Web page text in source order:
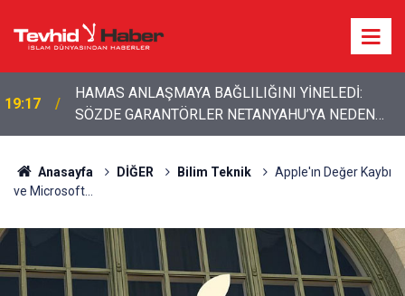
16:49
SÖZDE GARANTÖRLER NE İŞE YARIYOR?
NETANYAHU ATEŞKESİ TANIMIYOR, GAZZE’DE
İHLALLER SÜRÜYOR
Anasayfa DİĞER Bilim Teknik
Apple'ın Değer Kaybı
ve Microsoft...